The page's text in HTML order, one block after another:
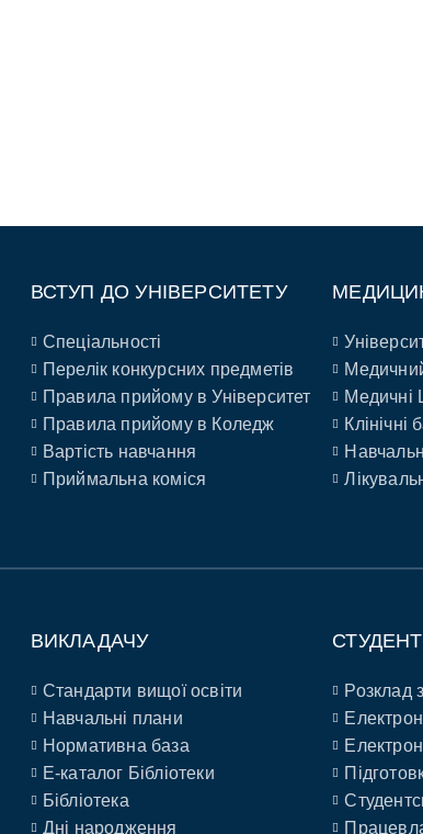
ВСТУП ДО УНІВЕРСИТЕТУ
Спеціальності
Перелік конкурсних предметів
Правила прийому в Університет
Правила прийому в Коледж
Вартість навчання
Приймальна коміся
Медичні
Клінічні
ВИКЛАДАЧУ
Стандарти вищої освіти
Навчальні плани
Нормативна база
E-каталог Бібліотеки
Бібліотека
Дні народження
Розклад